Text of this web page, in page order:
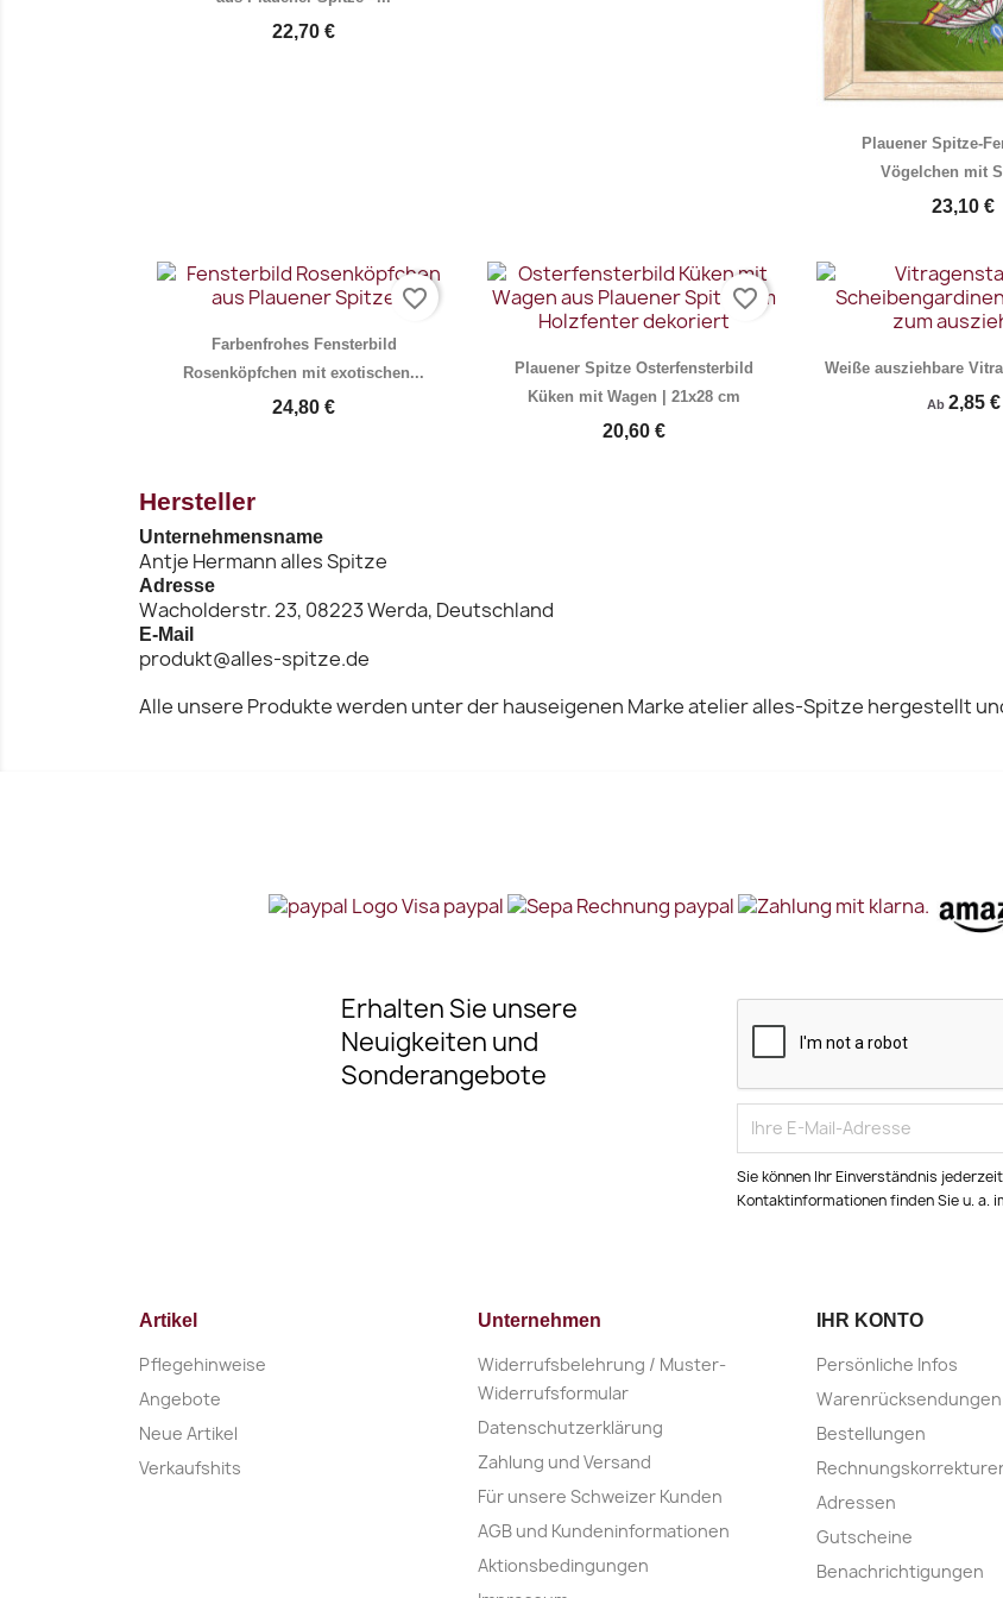
22,70 €

Plauener Spitze-
Vögelchen mit
23,10 €
Farbenfrohes Fensterbild
Rosenköpfchen mit exotischen...
24,80 €
favorite_border
Plauener Spitze Osterfensterbild
Küken mit Wagen | 21x28 cm
20,60 €
favorite_border
Weiße ausziehbare
Ab 2,85 €
Hersteller
Unternehmensname
Antje Hermann alles Spitze
Adresse
Wacholderstr. 23, 08223 Werda, Deutschland
E-Mail
produkt@alles-spitze.de
Alle unsere Produkte werden unter der hauseigenen Marke atelier alles-Spitze hergestellt
Erhalten Sie unsere
Neuigkeiten und
Sonderangebote
Sie können Ihr Einverständnis
Kontaktinformationen finden Sie u. a.
Artikel
Pflegehinweise
Angebote
Neue Artikel
Verkaufshits
Unternehmen
Widerrufsbelehrung / Muster-
Widerrufsformular
Datenschutzerklärung
Zahlung und Versand
Für unsere Schweizer Kunden
AGB und Kundeninformationen
Aktionsbedingungen
IHR KONTO
Persönliche Infos
Warenrücksendungen
Bestellungen
Adressen
Gutscheine
Benachrichtigungen